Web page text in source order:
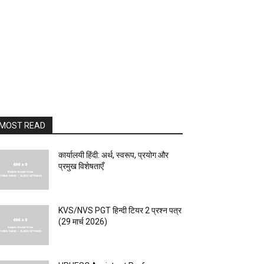
READ
कार्यालयी हिंदी: अर्थ, स्वरूप, प्रयोग और
प्रमुख विशेषताएँ
KVS/NVS PGT हिन्दी टियर 2 प्रश्न पत्र
(29 मार्च 2026)